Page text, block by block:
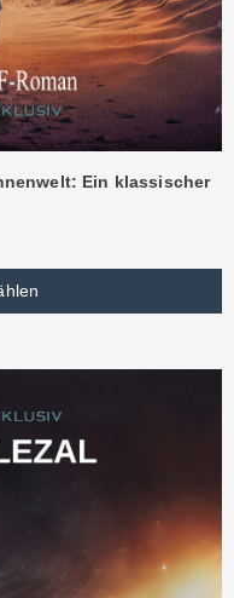
Ein klassischer